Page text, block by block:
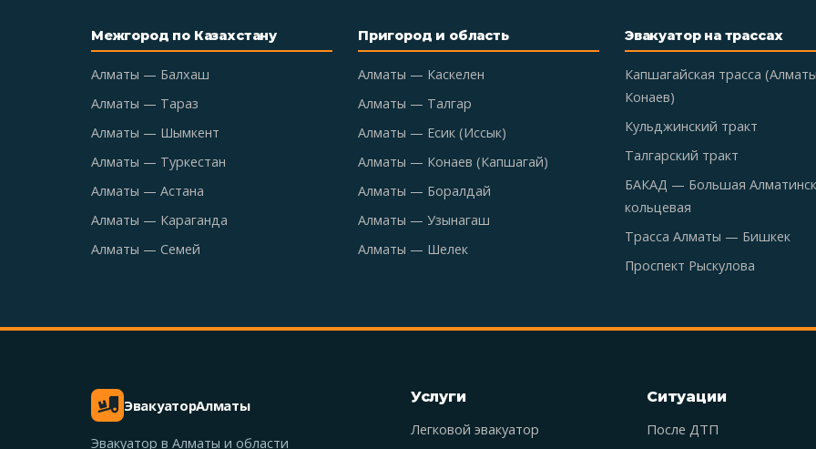
Межгород по Казахстану
Алматы — Балхаш
Алматы — Тараз
Алматы — Шымкент
Алматы — Туркестан
Алматы — Астана
Алматы — Караганда
Алматы — Семей
Пригород и область
Алматы — Каскелен
Алматы — Талгар
Алматы — Есик (Иссык)
Алматы — Конаев (Капшагай)
Алматы — Боралдай
Алматы — Узынагаш
Алматы — Шелек
Эвакуатор на трассах
Капшагайская трасса
Конаев)
Кульджинский тракт
Талгарский тракт
БАКАД — Большая
кольцевая
Трасса Алматы — Бишкек
Проспект Рыскулова
ЭвакуаторАлматы
Эвакуатор в Алматы и области
Услуги
Легковой эвакуатор
Ситуации
После ДТП